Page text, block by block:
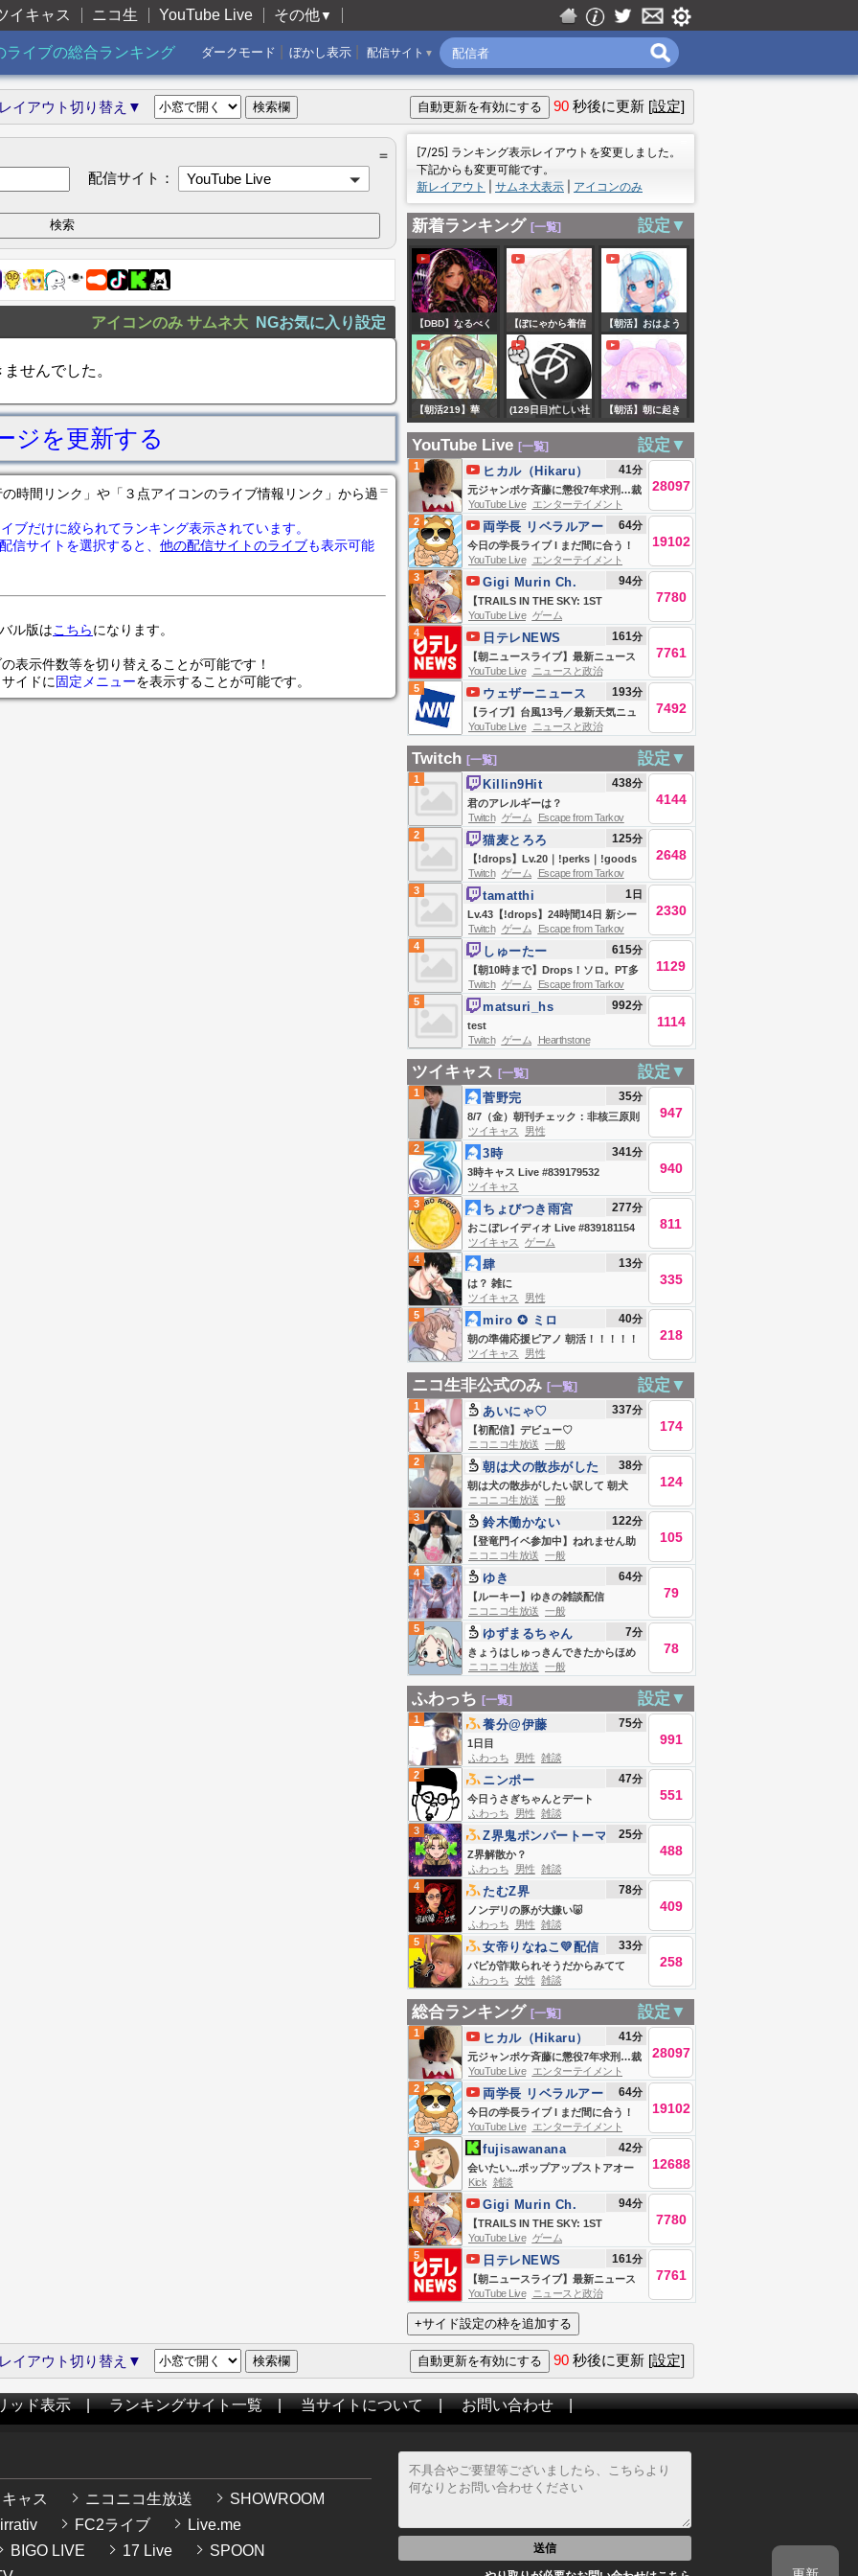
イキャス ニコ生 YouTube Live その他▼
ライブの総合ランキング 配信サイト ▼
ぼかし表示
ダークモード
イアウト切り替え▼ 90 秒後に更新 [設定]
＝
配信サイト：
YouTube Live
アイコンのみ サムネ大 NGお気に入り設定
せんでした。
ジを更新する
＝
時間リンク」や「３点アイコンのライブ情報リンク」から過
ブだけに絞られてランキング表示されています。
信サイトを選択すると、 他の配信サイトのライブも表示可能
ル版はこちらになります。
表示件数等を切り替えることが可能です！
イドに固定メニューを表示することが可能です。
[7/25] ランキング表示レイアウトを変更しました。
下記からも変更可能です。
新レイアウト
サムネ大表示 アイコンのみ
新着ランキング [一覧] 設定▼
【DBD】なるべく
毎日配信57日目！
今日はキラーの練
習するぅ
【ぽにゃから着信
中♡/縦型雑談】も
しもーし！暑いの
に起きてる人天
才！！初見さんも
Vtuber/椛音ぽに
ゃ】
【朝活】おはよう
ございます～今日
もがんばろ～う！
｜初見さん、ROM
専も歓迎！ #縦型
【朝活219】華
金！！！！！！！！！！
(129日目)忙しい社
会人のための #ぽこ
あぽけもん
#short #ポケモン
#ぽこあポケモン
【朝活】朝に起き
れた女児【早朝】
YouTube Live [一覧] 設定▼
1
元ジャンポケ斉藤に懲役7年求刑…裁
判で明らかになった全真相
ヒカル（Hikaru） 41分
28097
YouTube Live
エンターテイメント
2
今日の学長ライブ l まだ間に合う！
家計管理・ライフプラン合宿/宿題リ
ストリニューアル/学長の失敗/会員さ
んのお手紙読むよ/次の朝ライブは12
日から。みんな自習しとくじゃよ
【8/7 8:30まで】
両学長 リベラルアー
ツ大学
64分
19102
YouTube Live
エンターテイメント
3
【TRAILS IN THE SKY: 1ST
CHAPTER】i've been talking
about playing this for months and
here we are
Gigi Murin Ch.
hololive-EN
94分
7780
YouTube Live ゲーム
4
【朝ニュースライブ】最新ニュース
と生活情報（8月7日） ──THE
LATEST NEWS SUMMARY（日テレ
NEWS LIVE）
日テレNEWS 161分
7761
YouTube Live
ニュースと政治
5
【ライブ】台風13号／最新天気ニュ
ース・地震情報 2026年8月7日(金)／
沖縄・奄美は台風による暴風雨に厳
重警戒〈ウェザーニュースLiVEモー
ニング・松本真央／有賀哲夫〉
ウェザーニュース 193分
7492
YouTube Live ニュースと政治
Twitch [一覧] 設定▼
1
君のアレルギーは？
Killin9Hit 438分
4144
Twitch ゲーム
Escape from Tarkov
2
【!drops】Lv.20｜!perks｜!goods
｜アレルギーあとふたつ未検出かも
です！- Escape from Tarkov【猫麦
とろろ/個人Vtuber】
猫麦とろろ 125分
2648
Twitch ゲーム
Escape from Tarkov
3
Lv.43【!drops】24時間14日 新シー
ズン最前線攻略TV w/nairusan
tamatthi 1 日
2330
Twitch ゲーム
Escape from Tarkov
4
【朝10時まで】Drops！ソロ。PT多
すぎて本当に厳しいなｧ。【アレルギ
ー>イブプロ/スクアッシュ/?】
しゅーたー 615分
1129
Twitch ゲーム
Escape from Tarkov
5
test
matsuri_hs 992分
1114
Twitch ゲーム Hearthstone
ツイキャス [一覧] 設定▼
1
8/7（金）朝刊チェック：非核三原則
を見直して米 Live #839184881
菅野完 35分
947
ツイキャス
男性
2
3時キャス Live #839179532
3時 341分
940
ツイキャス
3
おこぼレイディオ Live #839181154
ちょびつき雨宮 277分
811
ツイキャス
ゲーム
4
は？ 雑に
肆 13分
335
ツイキャス
男性
5
朝の準備応援ピアノ 朝活！！！！！
miro ✪ ミロ 40分
218
ツイキャス 男性
ニコ生非公式のみ [一覧] 設定▼
1
【初配信】デビュー♡
あいにゃ♡ 337分
174
ニコニコ生放送 一般
2
朝は犬の散歩がしたい訳して 朝犬
朝は犬の散歩がした
い
38分
124
ニコニコ生放送 一般
3
【登竜門イベ参加中】ねれません助
けて♡
鈴木働かない 122分
105
ニコニコ生放送 一般
4
【ルーキー】ゆきの雑談配信
ゆき 64分
79
ニコニコ生放送 一般
5
きょうはしゅっきんできたからほめ
て
ゆずまるちゃん 7分
78
ニコニコ生放送 一般
ふわっち [一覧] 設定▼
1
1日目
養分@伊藤 75分
991
ふわっち 男性 雑談
2
今日うさぎちゃんとデート
ニンポー 47分
551
ふわっち 男性 雑談
3
Z界解散か？
Z界鬼ポンパートーマ
ス🍅
25分
488
ふわっち 男性 雑談
4
ノンデリの豚が大嫌い🐷
たむZ界 78分
409
ふわっち 男性 雑談
5
パピが詐欺られそうだからみてて
女帝りなねこ💛配信
復活
33分
258
ふわっち 女性 雑談
総合ランキング [一覧] 設定▼
1
元ジャンポケ斉藤に懲役7年求刑…裁
判で明らかになった全真相
ヒカル（Hikaru） 41分
28097
YouTube Live
エンターテイメント
2
今日の学長ライブ l まだ間に合う！
家計管理・ライフプラン合宿/宿題リ
ストリニューアル/学長の失敗/会員さ
んのお手紙読むよ/次の朝ライブは12
日から。みんな自習しとくじゃよ
【8/7 8:30まで】
両学長 リベラルアー
ツ大学
64分
19102
YouTube Live
エンターテイメント
3
会いたい...ポップアップストアオー
プン！吐き気と頭痛(ミラー&amp;ア
ーカイブ無断使用禁止)
fujisawanana 42分
12688
Kick 雑談
4
【TRAILS IN THE SKY: 1ST
CHAPTER】i've been talking
about playing this for months and
here we are
Gigi Murin Ch.
hololive-EN
94分
7780
YouTube Live ゲーム
5
【朝ニュースライブ】最新ニュース
と生活情報（8月7日） ──THE
LATEST NEWS SUMMARY（日テレ
NEWS LIVE）
日テレNEWS 161分
7761
YouTube Live ニュースと政治
イアウト切り替え▼ 90 秒後に更新 [設定]
ッド表示|ランキングサイト一覧|当サイトについて|お問い合わせ|
ャス ニコニコ生放送
SHOWROOM
FC2ライブ
Live.me
BIGO LIVE
17 Live
SPOON
送信